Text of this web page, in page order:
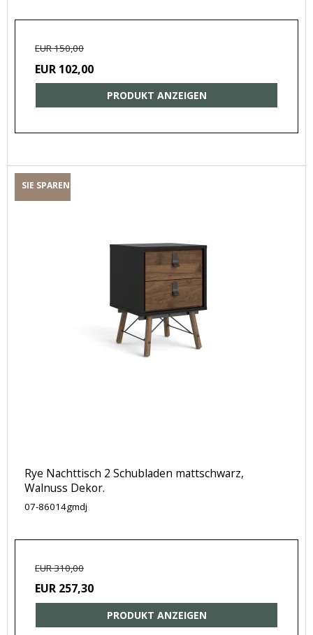
EUR 150,00
EUR 102,00
PRODUKT ANZEIGEN
SIE SPAREN
Rye Nachttisch 2 Schubladen mattschwarz,
Walnuss Dekor.
07-86014gmdj
EUR 310,00
EUR 257,30
PRODUKT ANZEIGEN